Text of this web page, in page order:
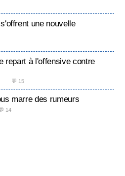
une nouvelle
repart à l'offensive contre
💬 15
marre des rumeurs
14